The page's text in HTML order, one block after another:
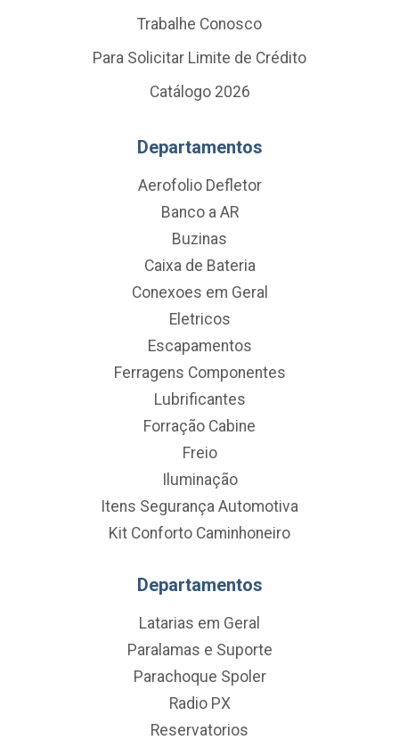
Trabalhe Conosco
Para Solicitar Limite de Crédito
Catálogo 2026
Departamentos
Aerofolio Defletor
Banco a AR
Buzinas
Caixa de Bateria
Conexoes em Geral
Eletricos
Escapamentos
Ferragens Componentes
Lubrificantes
Forração Cabine
Freio
Iluminação
Itens Segurança Automotiva
Kit Conforto Caminhoneiro
Departamentos
Latarias em Geral
Paralamas e Suporte
Parachoque Spoler
Radio PX
Reservatorios